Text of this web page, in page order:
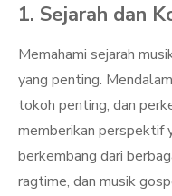
1. Sejarah dan
Memahami sejarah
yang penting.
tokoh penting, dan
memberikan perspektif
berkembang dari
ragtime, dan musik